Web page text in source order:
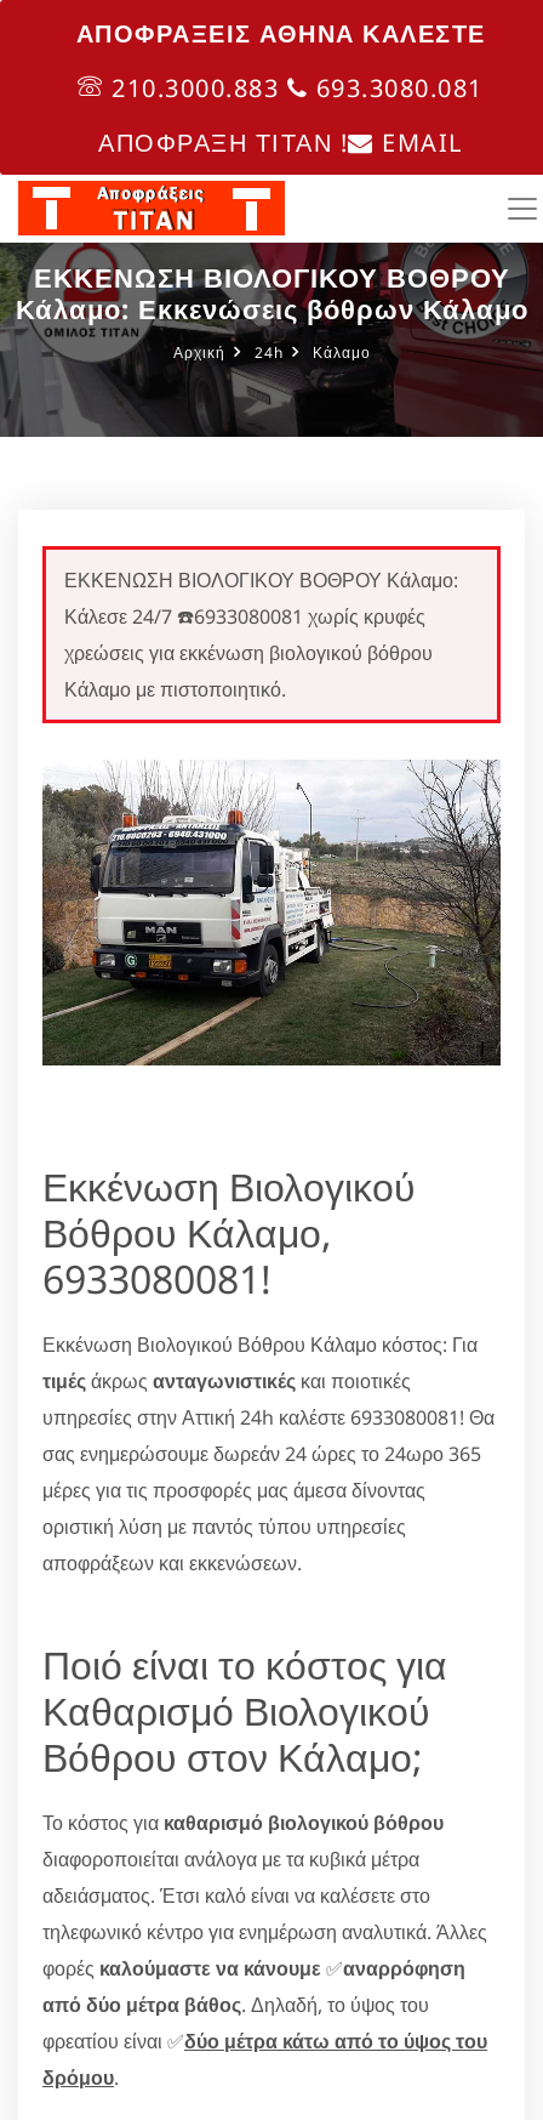
ΑΠΟΦΡΑΞΕΙΣ ΑΘΗΝΑ ΚΑΛΈΣΤΕ
210.3000.883
693.3080.081
ΑΠΟΦΡΑΞΗ ΤΙΤΑΝ !
EMAIL
ΕΚΚΕΝΩΣΗ ΒΙΟΛΟΓΙΚΟΥ ΒΟΘΡΟΥ
Κάλαμο: Εκκενώσεις βόθρων Κάλαμο
Αρχική 24h Κάλαμο
ΕΚΚΕΝΩΣΗ ΒΙΟΛΟΓΙΚΟΥ ΒΟΘΡΟΥ Κάλαμο:
Κάλεσε 24/7 ☎️6933080081 χωρίς κρυφές
χρεώσεις για εκκένωση βιολογικού βόθρου
Κάλαμο με πιστοποιητικό.
Εκκένωση Βιολογικού
Βόθρου Κάλαμο,
6933080081!
Εκκένωση Βιολογικού Βόθρου Κάλαμο κόστος: Για
τιμέςάκρως ανταγωνιστικές και ποιοτικές
υπηρεσίες στην Αττική 24h καλέστε 6933080081! Θα
σας ενημερώσουμε δωρεάν 24 ώρες το 24ωρο 365
μέρες για τις προσφορές μας άμεσα δίνοντας
οριστική λύση με παντός τύπου υπηρεσίες
αποφράξεων και εκκενώσεων.
Ποιό είναι το κόστος για
Καθαρισμό Βιολογικού
Βόθρου στον Κάλαμο;
Το κόστος για καθαρισμό βιολογικού βόθρου
διαφοροποιείται ανάλογα με τα κυβικά μέτρα
αδειάσματος. Έτσι καλό είναι να καλέσετε στο
τηλεφωνικό κέντρο για ενημέρωση αναλυτικά. Άλλες
φορές καλούμαστε να κάνουμε ✅αναρρόφηση
από δύο μέτρα βάθος. Δηλαδή, το ύψος του
φρεατίου είναι ✅δύο μέτρα κάτω από το ύψος του
δρόμου.